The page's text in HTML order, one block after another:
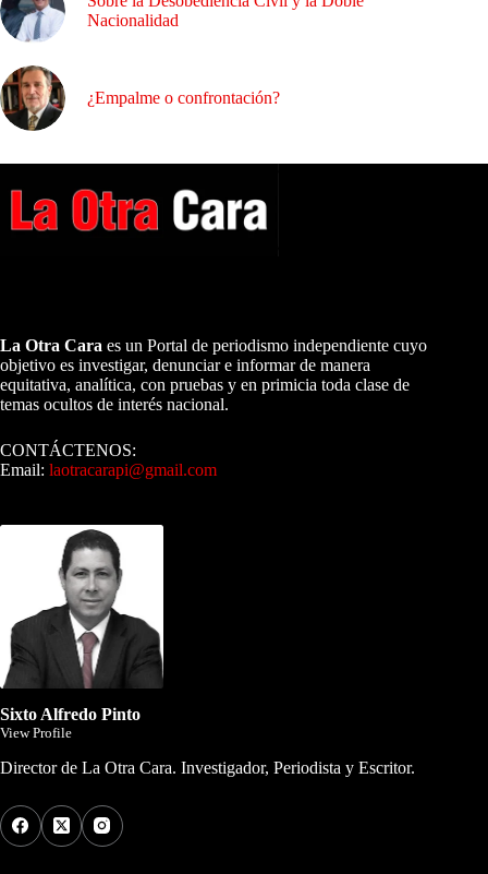
Nacionalidad
¿Empalme o confrontación?
La Otra Cara es un Portal de periodismo independiente cuyo
objetivo es investigar, denunciar e informar de manera
equitativa, analítica, con pruebas y en primicia toda clase de
temas ocultos de interés nacional.
CONTÁCTENOS:
Email: laotracarapi@gmail.com
Sixto Alfredo Pinto
View Profile
Director de La Otra Cara. Investigador, Periodista y Escritor.